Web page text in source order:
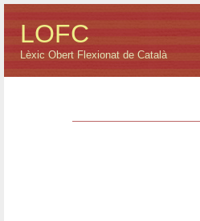
LOFC
Lèxic Obert Flexionat de Català